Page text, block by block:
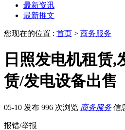
最新资讯
最新推文
您现在的位置 : 首页 > 商务服务
日照发电机租赁,
赁/发电设备出售
05-10 发布 996 次浏览 商务服务 信
报错/举报